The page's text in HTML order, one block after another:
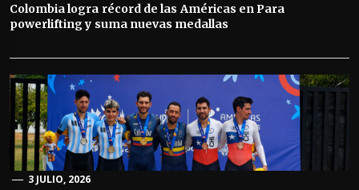
Colombia logra récord de las Américas en Para
powerlifting y suma nuevas medallas
3 JULIO, 2026